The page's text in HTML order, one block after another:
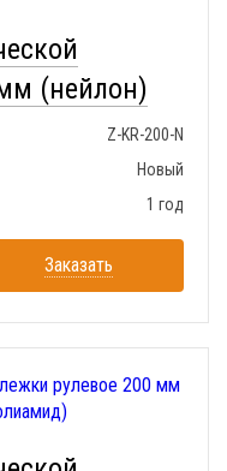
(нейлон)
Z-KR-200-N
Новый
1 год
Заказать